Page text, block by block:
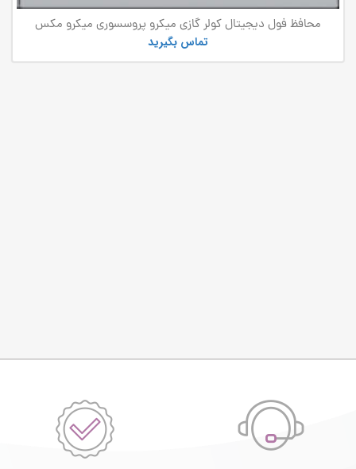
محافظ فول دیجیتال کولر گازی میکرو پروسسوری میکرو مکس
تماس بگیرید